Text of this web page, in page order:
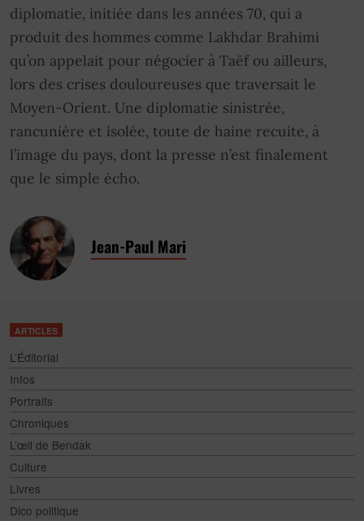
diplomatie, initiée dans les années 70, qui a
produit des hommes comme Lakhdar Brahimi
qu’on appelait pour négocier à Taëf ou ailleurs,
lors des crises douloureuses que traversait le
Moyen-Orient. Une diplomatie sinistrée,
rancunière et isolée, toute de haine recuite, à
l’image du pays, dont la presse n’est finalement
que le simple écho.
Jean-Paul Mari
ARTICLES
L’Éditorial
Infos
Portraits
Chroniques
L’œil de Bendak
Culture
Livres
Dico politique